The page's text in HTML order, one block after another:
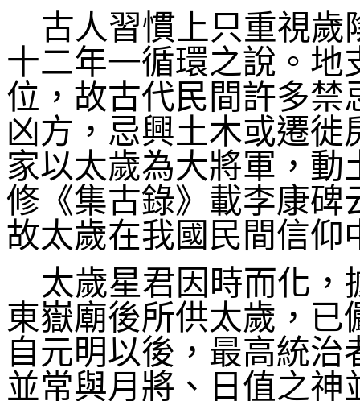
古人習慣上只重視歲
十二年一循環之說。地
位，故古代民間許多禁
凶方，忌興土木或遷
家以太歲為大將軍，
修《集古錄》載李康碑
故太歲在我國民間信仰
太歲星君因時而化，
東嶽廟後所供太歲，已
自元明以後，最高統
並常與月將、日值之神